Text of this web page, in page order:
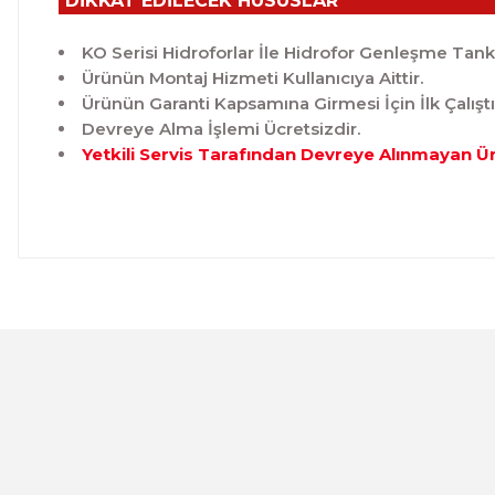
KO Serisi Hidroforlar İle Hidrofor Genleşme
Ürünün Montaj Hizmeti Kullanıcıya Aittir.
Ürünün Garanti Kapsamına Girmesi İçin İlk
Devreye Alma İşlemi Ücretsizdir.
Yetkili Servis Tarafından Devreye Alınmayan